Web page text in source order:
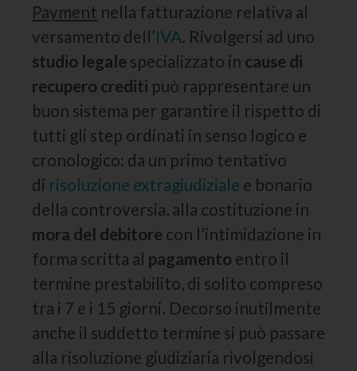
Payment nella fatturazione relativa al
versamento dell’IVA. Rivolgersi ad uno
studio legale specializzato in cause di
recupero crediti può rappresentare un
buon sistema per garantire il rispetto di
tutti gli step ordinati in senso logico e
cronologico: da un primo tentativo
di risoluzione extragiudiziale e bonario
della controversia, alla costituzione in
mora del debitore con l’intimidazione in
forma scritta al pagamento entro il
termine prestabilito, di solito compreso
tra i 7 e i 15 giorni. Decorso inutilmente
anche il suddetto termine si può passare
alla risoluzione giudiziaria rivolgendosi